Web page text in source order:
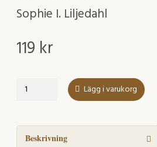
Sophie I. Liljedahl
119 kr
Brukarstyrd
Lägg i varukorg
Beskrivning